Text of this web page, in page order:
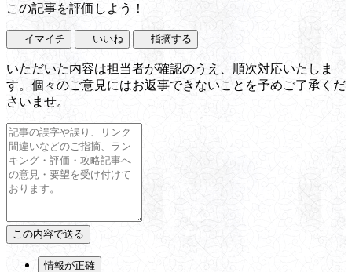
この記事を評価しよう！
イマイチ いいね 指摘する
いただいた内容は担当者が確認のうえ、順次対応いたしま
す。個々のご意見にはお返事できないことを予めご了承くだ
さいませ。
情報が正確